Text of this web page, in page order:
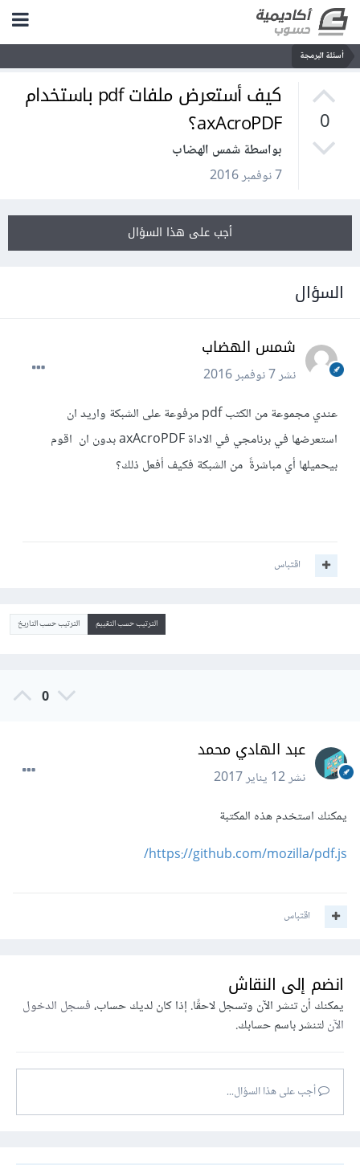
أسئلة البرمجة
0
كيف أستعرض ملفات pdf باستخدام
axAcroPDF؟
بواسطة شمس الهضاب
7 نوفمبر 2016
أجب على هذا السؤال
السؤال
شمس الهضاب
نشر7 نوفمبر 2016
عندي مجموعة من الكتب pdf مرفوعة على الشبكة واريد ان
استعرضها في برنامجي في الاداة axAcroPDF بدون ان اقوم
بيحميلها أي مباشرةً من الشبكة فكيف أفعل ذلك؟
اقتباس
الترتيب حسب التقييم الترتيب حسب التاريخ
0
عبد الهادي محمد
نشر12 يناير 2017
يمكنك استخدم هذه المكتبة
https://github.com/mozilla/pdf.js
/
اقتباس
انضم إلى النقاش
يمكنك أن تنشر الآن وتسجل لاحقًا. إذا كان لديك حساب،فسجل الدخول
الآنلتنشر باسم حسابك.
أجب على هذا السؤال...